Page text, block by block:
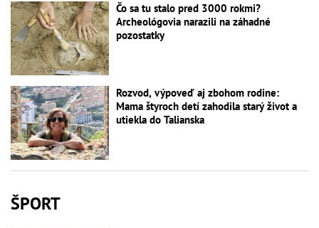
Čo sa tu stalo pred 3000 rokmi?
Archeológovia narazili na záhadné
pozostatky
Rozvod, výpoveď aj zbohom rodine:
Mama štyroch detí zahodila starý život a
utiekla do Talianska
ŠPORT